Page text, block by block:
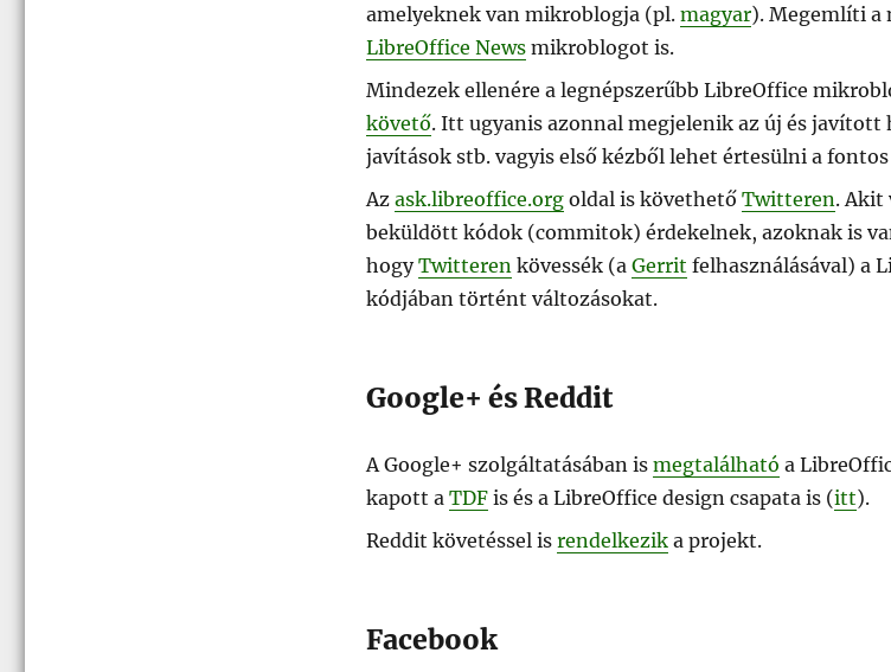
amelyeknek van mikroblogja (pl. magyar). Megemlíti a
LibreOffice Newsmikroblogot is.
Mindezek ellenére a legnépszerűbb LibreOffice
követő. Itt ugyanis azonnal megjelenik az új és javított
javítások stb. vagyis első kézből lehet értesülni a
Az ask.libreoffice.orgoldal is követhető Twitteren. Akit
beküldött kódok (commitok) érdekelnek, azoknak is
hogyTwitteren kövessék (a Gerrit felhasználásával) a
kódjában történt változásokat.
Google+ és Reddit
A Google+ szolgáltatásában is megtalálható a
kapott a TDFis és a LibreOffice design csapata is (itt).
Reddit követéssel is rendelkezika projekt.
Facebook